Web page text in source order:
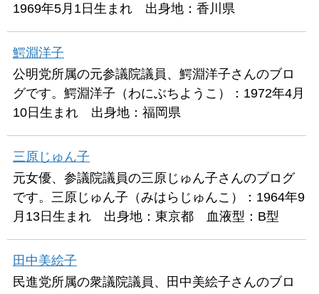
1969年5月1日生まれ 出身地：香川県
鰐淵洋子
公明党所属の元参議院議員、鰐淵洋子さんのブロ
グです。鰐淵洋子（わにぶちようこ）：1972年4月
10日生まれ 出身地：福岡県
三原じゅん子
元女優、参議院議員の三原じゅん子さんのブログ
です。三原じゅん子（みはらじゅんこ）：1964年9
月13日生まれ 出身地：東京都 血液型：B型
田中美絵子
民進党所属の衆議院議員、田中美絵子さんのブロ